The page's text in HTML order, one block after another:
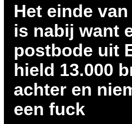
Het einde
is nabij want
postbode uit
hield 13.000
achter en
een fuck